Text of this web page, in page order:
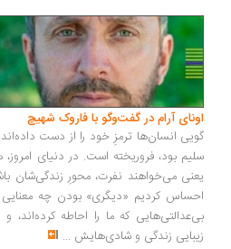
آرام در گفت‌وگو با فاروک شهیچ‭
انسان‌ها ترمزِ خود را از دست داده‌اند و آن
بود، فروریخته است. در دنیای امروز، همه
می‌خواهند نفرت، محورِ زندگی‌شان باشد...
کردیم «دیگری» بودن چه معنایی
که ما را احاطه کرده‌اند، و در
زندگی و شادی‌هایش...